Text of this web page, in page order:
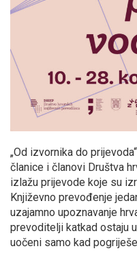
„Od izvornika do
članice i članovi Društva
izlažu prijevode koje su
Književno prevođenje
uzajamno upoznavanje
prevoditelji katkad ostaju
uočeni samo kad